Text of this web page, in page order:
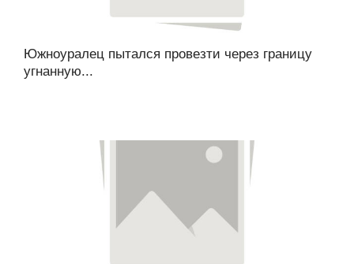
Южноуралец пытался провезти через границу
угнанную...